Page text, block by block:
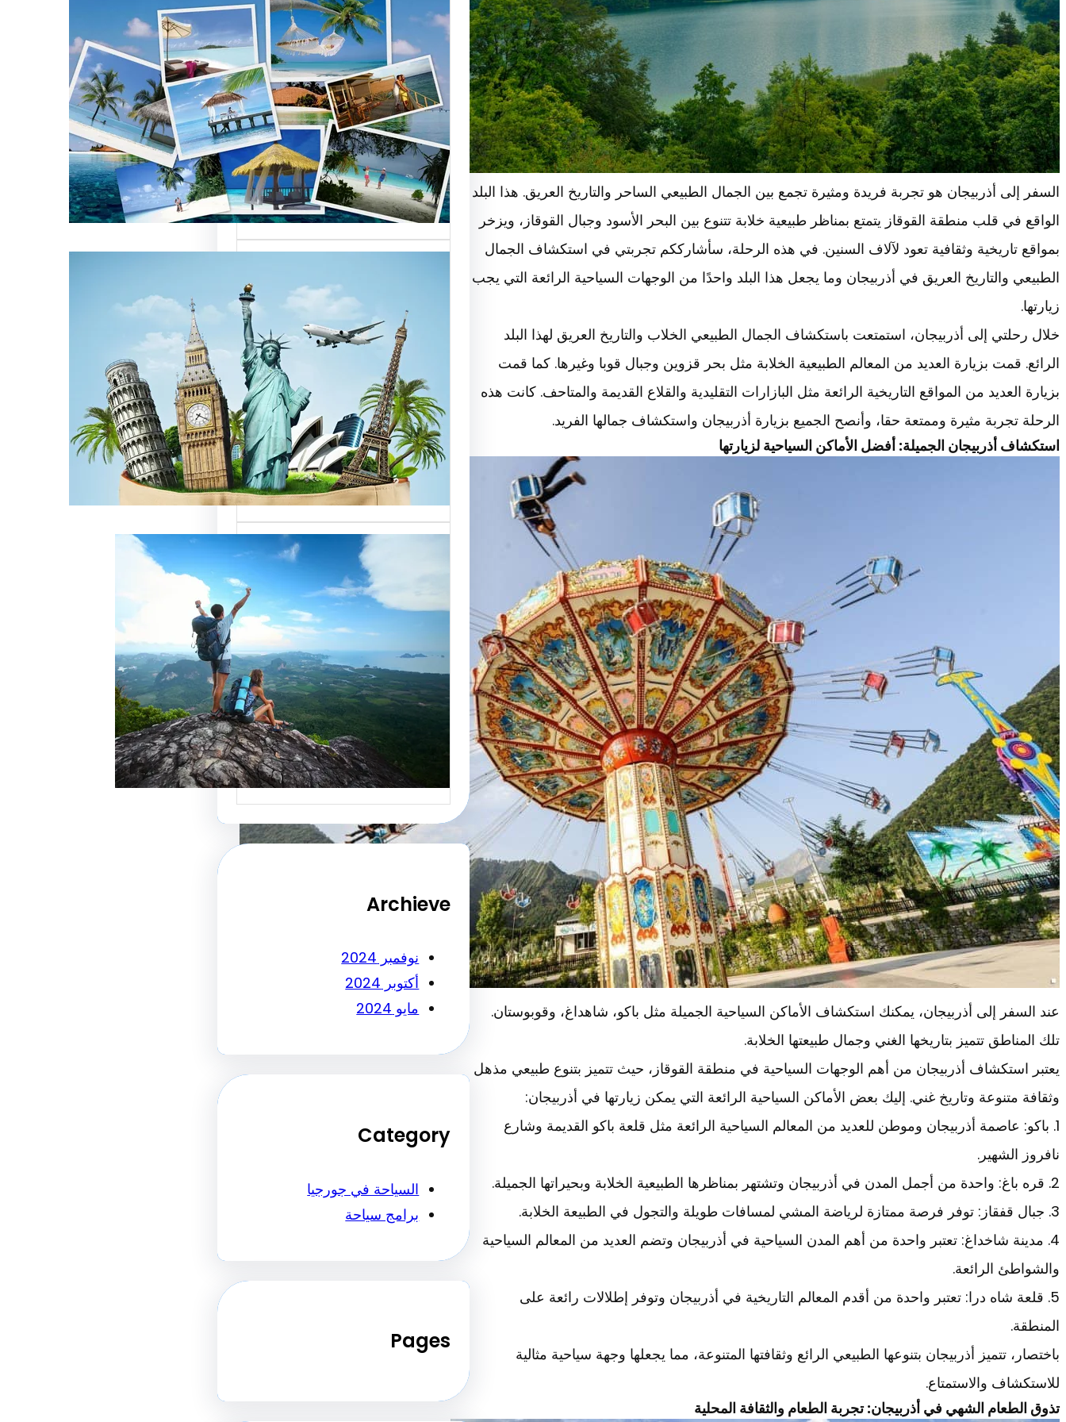
السفر إلى أذربيجان هو تجربة فريدة ومثيرة تجمع بين الجمال الطبيعي الساحر والتاريخ العريق. هذا البلد
الواقع في قلب منطقة القوقاز يتمتع بمناظر طبيعية خلابة تتنوع بين البحر الأسود وجبال القوقاز، ويزخر
بمواقع تاريخية وثقافية تعود لآلاف السنين. في هذه الرحلة، سأشارككم تجربتي في استكشاف الجمال
الطبيعي والتاريخ العريق في أذربيجان وما يجعل هذا البلد واحدًا من الوجهات السياحية الرائعة التي يجب
زيارتها.
خلال رحلتي إلى أذربيجان، استمتعت باستكشاف الجمال الطبيعي الخلاب والتاريخ العريق لهذا البلد
الرائع. قمت بزيارة العديد من المعالم الطبيعية الخلابة مثل بحر قزوين وجبال قوبا وغيرها. كما قمت
بزيارة العديد من المواقع التاريخية الرائعة مثل البازارات التقليدية والقلاع القديمة والمتاحف. كانت هذه
الرحلة تجربة مثيرة وممتعة حقا، وأنصح الجميع بزيارة أذربيجان واستكشاف جمالها الفريد.
استكشاف أذربيجان الجميلة: أفضل الأماكن السياحية لزيارتها
عند السفر إلى أذربيجان، يمكنك استكشاف الأماكن السياحية الجميلة مثل باكو، شاهداغ، وقوبوستان.
تلك المناطق تتميز بتاريخها الغني وجمال طبيعتها الخلابة.
يعتبر استكشاف أذربيجان من أهم الوجهات السياحية في منطقة القوقاز، حيث تتميز بتنوع طبيعي مذهل
وثقافة متنوعة وتاريخ غني. إليك بعض الأماكن السياحية الرائعة التي يمكن زيارتها في أذربيجان:
1. باكو: عاصمة أذربيجان وموطن للعديد من المعالم السياحية الرائعة مثل قلعة باكو القديمة وشارع
نافروز الشهير.
2. قره باغ: واحدة من أجمل المدن في أذربيجان وتشتهر بمناظرها الطبيعية الخلابة وبحيراتها الجميلة.
3. جبال قفقاز: توفر فرصة ممتازة لرياضة المشي لمسافات طويلة والتجول في الطبيعة الخلابة.
4. مدينة شاخداغ: تعتبر واحدة من أهم المدن السياحية في أذربيجان وتضم العديد من المعالم السياحية
والشواطئ الرائعة.
5. قلعة شاه درا: تعتبر واحدة من أقدم المعالم التاريخية في أذربيجان وتوفر إطلالات رائعة على
المنطقة.
باختصار، تتميز أذربيجان بتنوعها الطبيعي الرائع وثقافتها المتنوعة، مما يجعلها وجهة سياحية مثالية
للاستكشاف والاستمتاع.
تذوق الطعام الشهي في أذربيجان: تجربة الطعام والثقافة المحلية
أهمية وتأثير أسماء شركات
السياحة العالمية على
السوق
أسماء شركات السياحة
العالمية تعتبر من العناصر
الأساسية التي تؤثر…
تقدم شركات السياحة بمصر
خدمات متميزة للسائحين
الوافدين
شركات السياحة بمصر تقدم
خدمات متميزة للسائحين
الوافدين، حيث تعتبر…
تحسين خدمات رقم شركة
سياحة: أفضل الطرق لجذب
الزبائن وتحقيق النجاح
رقم شركة سياحة هو عامل
أساسي لجذب الزبائن وتحقيق
النجاح…
Archieve
نوفمبر 2024
أكتوبر 2024
مايو 2024
Category
السياحة في جورجيا
برامج سياحة
Pages